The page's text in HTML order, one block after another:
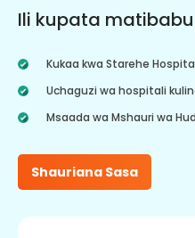
Ili kupata matibabu
Kukaa kwa Starehe
Uchaguzi wa hospitali
Msaada wa Mshauri wa
Shauriana Sasa